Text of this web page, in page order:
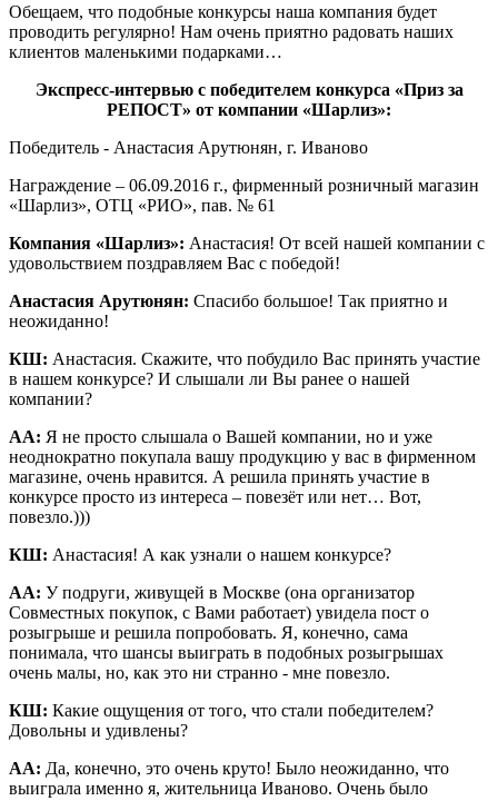
Обещаем, что подобные конкурсы наша компания будет
проводить регулярно! Нам очень приятно радовать наших
клиентов маленькими подарками…
Экспресс-интервью с победителем конкурса «Приз за
РЕПОСТ» от компании «Шарлиз»:
Победитель - Анастасия Арутюнян, г. Иваново
Награждение – 06.09.2016 г., фирменный розничный магазин
«Шарлиз», ОТЦ «РИО», пав. № 61
Компания «Шарлиз»: Анастасия! От всей нашей компании с
удовольствием поздравляем Вас с победой!
Анастасия Арутюнян: Спасибо большое! Так приятно и
неожиданно!
КШ: Анастасия. Скажите, что побудило Вас принять участие
в нашем конкурсе? И слышали ли Вы ранее о нашей
компании?
АА: Я не просто слышала о Вашей компании, но и уже
неоднократно покупала вашу продукцию у вас в фирменном
магазине, очень нравится. А решила принять участие в
конкурсе просто из интереса – повезёт или нет… Вот,
повезло.)))
КШ: Анастасия! А как узнали о нашем конкурсе?
АА: У подруги, живущей в Москве (она организатор
Совместных покупок, с Вами работает) увидела пост о
розыгрыше и решила попробовать. Я, конечно, сама
понимала, что шансы выиграть в подобных розыгрышах
очень малы, но, как это ни странно - мне повезло.
КШ: Какие ощущения от того, что стали победителем?
Довольны и удивлены?
АА: Да, конечно, это очень круто! Было неожиданно, что
выиграла именно я, жительница Иваново. Очень было